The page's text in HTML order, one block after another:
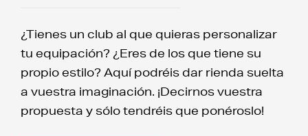
¿Tienes un club al que quieras personalizar
tu equipación? ¿Eres de los que tiene su
propio estilo? Aquí podréis dar rienda suelta
a vuestra imaginación. ¡Decirnos vuestra
propuesta y sólo tendréis que ponéroslo!